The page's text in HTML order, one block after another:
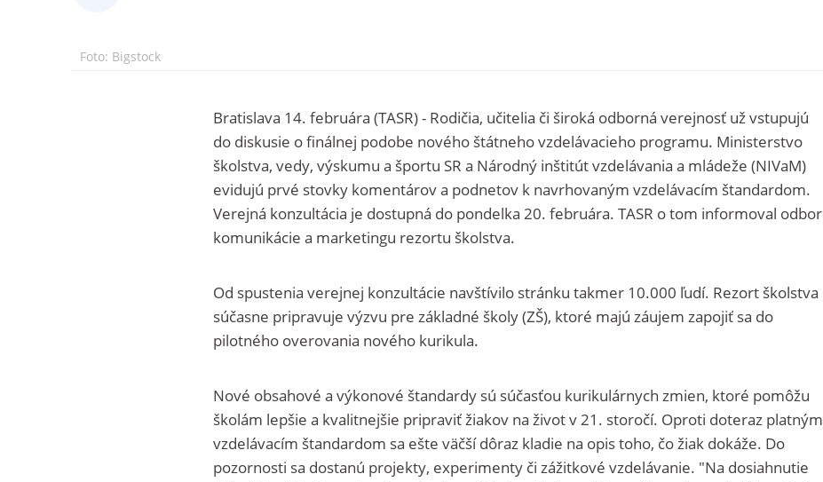
Foto: Bigstock
Bratislava 14. februára (TASR) - Rodičia, učitelia či široká odborná verejnosť už vstupujú
do diskusie o finálnej podobe nového štátneho vzdelávacieho programu. Ministerstvo
školstva, vedy, výskumu a športu SR a Národný inštitút vzdelávania a mládeže (NIVaM)
evidujú prvé stovky komentárov a podnetov k navrhovaným vzdelávacím štandardom.
Verejná konzultácia je dostupná do pondelka 20. februára. TASR o tom informoval odbor
komunikácie a marketingu rezortu školstva.
Od spustenia verejnej konzultácie navštívilo stránku takmer 10.000 ľudí. Rezort školstva
súčasne pripravuje výzvu pre základné školy (ZŠ), ktoré majú záujem zapojiť sa do
pilotného overovania nového kurikula.
Nové obsahové a výkonové štandardy sú súčasťou kurikulárnych zmien, ktoré pomôžu
školám lepšie a kvalitnejšie pripraviť žiakov na život v 21. storočí. Oproti doteraz platným
vzdelávacím štandardom sa ešte väčší dôraz kladie na opis toho, čo žiak dokáže. Do
pozornosti sa dostanú projekty, experimenty či zážitkové vzdelávanie. "Na dosiahnutie